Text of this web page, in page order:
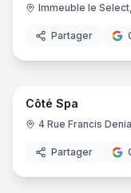
Immeuble le
Partager
Côté Spa
4 Rue Francis
Partager